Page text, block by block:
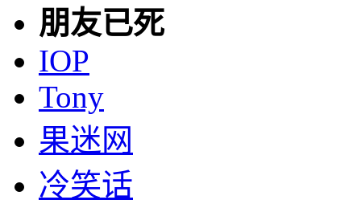
朋友已死
IOP
Tony
果迷网
冷笑话